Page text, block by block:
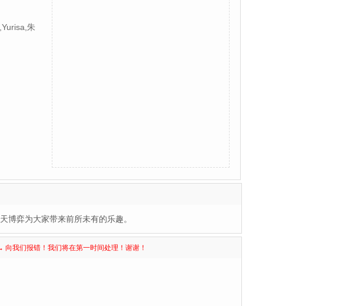
朱
智娜,金
博弈为大家带来前所未有的乐趣。
我们报错！我们将在第一时间处理！谢谢！